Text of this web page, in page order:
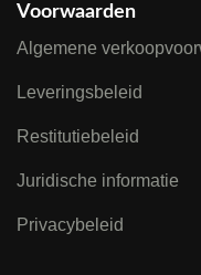
Voorwaarden
Algemene
Leveringsbeleid
Restitutiebeleid
Juridische informatie
Privacybeleid